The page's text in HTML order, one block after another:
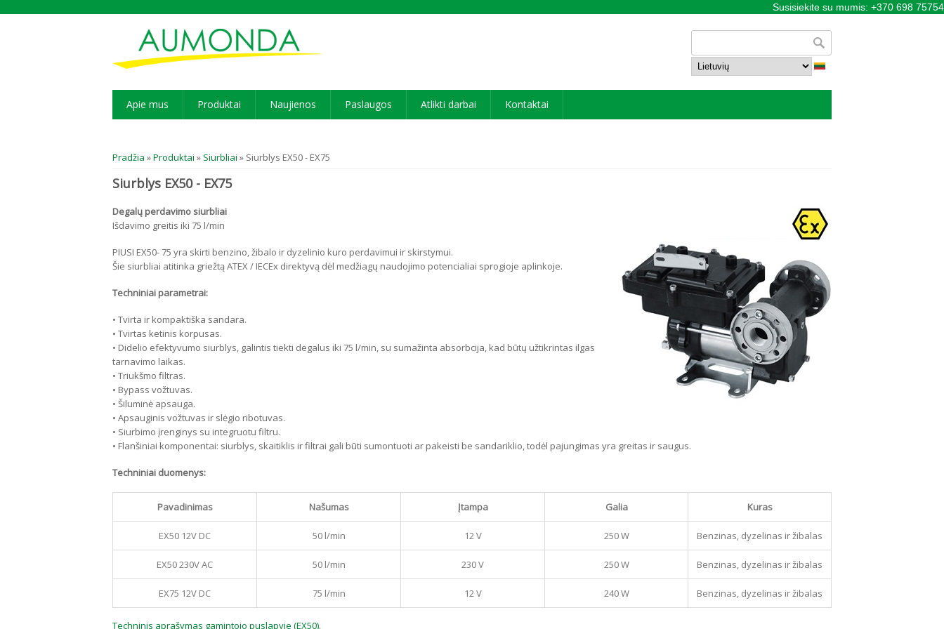
Susisiekite su mumis: +370 698 75754
Paieškos forma
Apie mus Produktai Naujienos Paslaugos Atlikti darbai Kontaktai
Jūs esate čia
Pradžia »Produktai » Siurbliai » Siurblys EX50 - EX75
Siurblys EX50 - EX75
Degalų perdavimo siurbliai
Išdavimo greitis iki 75 l/min
PIUSI EX50- 75 yra skirti benzino, žibalo ir dyzelinio kuro perdavimui ir skirstymui.
Šie siurbliai atitinka griežtą ATEX / IECEx direktyvą dėl medžiagų naudojimo potencialiai sprogioje aplinkoje.
Techniniai parametrai:
• Tvirta ir kompaktiška sandara.
• Tvirtas ketinis korpusas.
• Didelio efektyvumo siurblys, galintis tiekti degalus iki 75 l/min, su sumažinta absorbcija, kad būtų užtikrintas ilgas
tarnavimo laikas.
• Triukšmo filtras.
• Bypass vožtuvas.
• Šiluminė apsauga.
• Apsauginis vožtuvas ir slėgio ribotuvas.
• Siurbimo įrenginys su integruotu filtru.
• Flanšiniai komponentai: siurblys, skaitiklis ir filtrai gali būti sumontuoti ar pakeisti be sandariklio, todėl pajungimas yra greitas ir saugus.
Techniniai duomenys:
Pavadinimas Našumas Įtampa Galia Kuras
EX50 12V DC 50 l/min 12 V 250 W Benzinas, dyzelinas ir žibalas
EX50 230V AC 50 l/min 230 V 250 W Benzinas, dyzelinas ir žibalas
EX75 12V DC 75 l/min 12 V 240 W Benzinas, dyzelinas ir žibalas
Techninis aprašymas gamintojo puslapyje (EX50).